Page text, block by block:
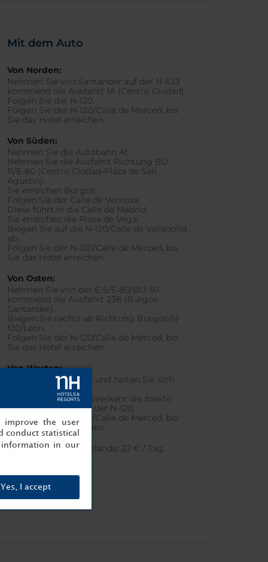
Mit dem Auto
Von Norden:
Nehmen Sie von Santander auf der N-623
kommend die Ausfahrt 1A (Centro Ciudad).
Folgen Sie der N-120.
Folgen Sie der N-120/Calle de Merced, bis
Sie das Hotel erreichen.
Von Süden:
Nehmen Sie die Autobahn A1.
Nehmen Sie die Ausfahrt Richtung BU-
11/E-80 (Centro Ciudad-Plaza de San
Agustin).
Sie erreichen Burgos.
Folgen Sie der Calle de Ventosa.
Diese führt in die Calle de Madrid.
Sie erreichen die Plaza de Vega.
Biegen Sie auf die N-120/Calle de Valladolid
ab.
Folgen Sie der N-120/Calle de Merced, bis
Sie das Hotel erreichen.
Von Osten:
Nehmen Sie von der E-5/E-80/BU-30
kommend die Ausfahrt 238 (Burgos-
Santander).
Biegen Sie rechts ab Richtung Burgos/N-
120/Léon.
Folgen Sie der N-120/Calle de Merced, bis
Sie das Hotel erreichen.
Von Westen:
Folgen Sie der N-120 und halten Sie sich
Nehmen Sie im Kreisverkehr die zweite
Ausfahrt. Folgen Sie der N-120.
Folgen Sie der N-120/Calle de Merced, bis
Sie das Hotel erreichen.
Parken:Am Hotelgelände: 22 € / Tag.
the user
conduct statistical
in our
Yes, I accept